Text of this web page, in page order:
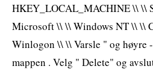
HKEY_LOCAL_MACHINE \\ \\
Microsoft \\ \\ Windows NT \\ \\
Winlogon \\ \\ Varsle " og
mappen . Velg " Delete" og